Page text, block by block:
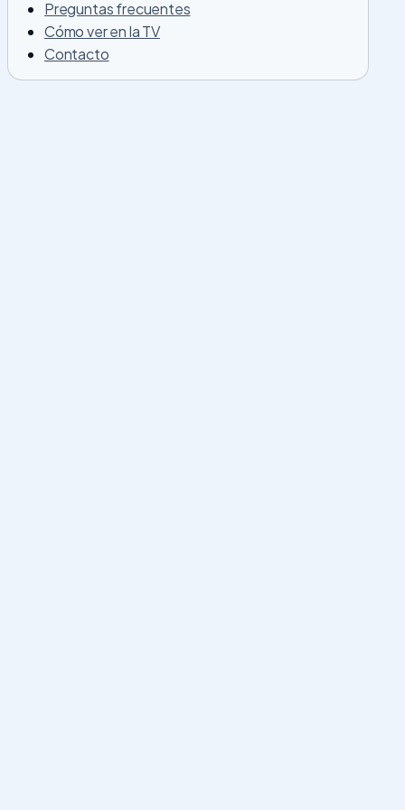
Preguntas frecuentes
Cómo ver en la TV
Contacto